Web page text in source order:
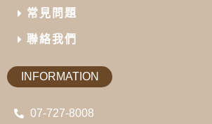
常見問題
聯絡我們
INFORMATION
07-727-8008